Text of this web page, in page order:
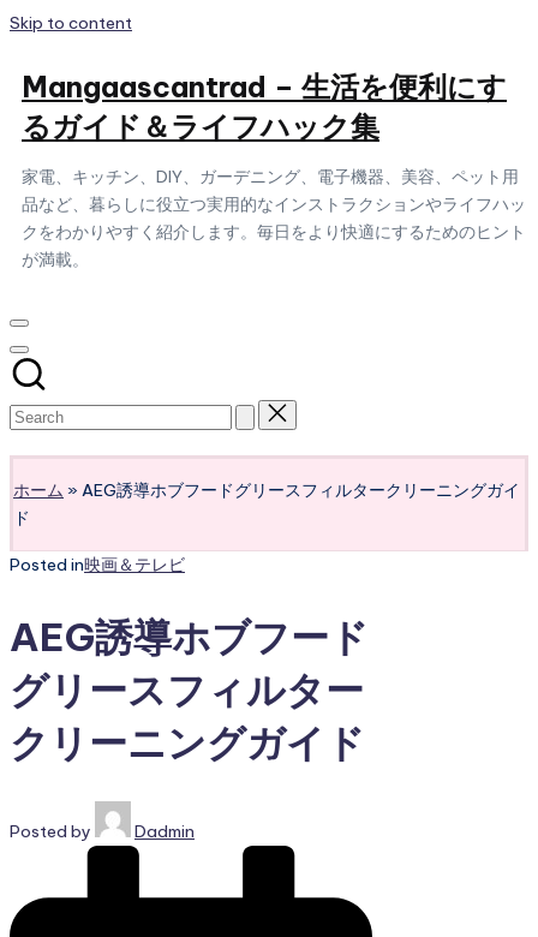
Skip to content
Mangaascantrad – 生活を便利にす
るガイド＆ライフハック集
家電、キッチン、DIY、ガーデニング、電子機器、美容、ペット用
品など、暮らしに役立つ実用的なインストラクションやライフハッ
クをわかりやすく紹介します。毎日をより快適にするためのヒント
が満載。
ホーム » AEG誘導ホブフードグリースフィルタークリーニングガイ
ド
Posted in映画＆テレビ
AEG誘導ホブフード
グリースフィルター
クリーニングガイド
Posted by Dadmin